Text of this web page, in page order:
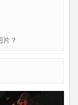
？